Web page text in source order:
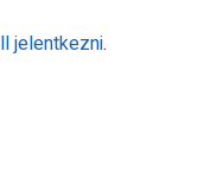
jelentkezni.